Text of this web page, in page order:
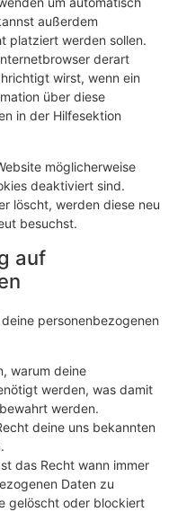
außerdem
platziert werden sollen.
derart
wirst, wenn ein
über diese
in der Hilfesektion
möglicherweise
deaktiviert sind.
löscht, werden diese neu
besuchst.
auf
personenbezogenen
warum deine
werden, was damit
werden.
deine uns bekannten
das Recht wann immer
Daten zu
gelöscht oder blockiert